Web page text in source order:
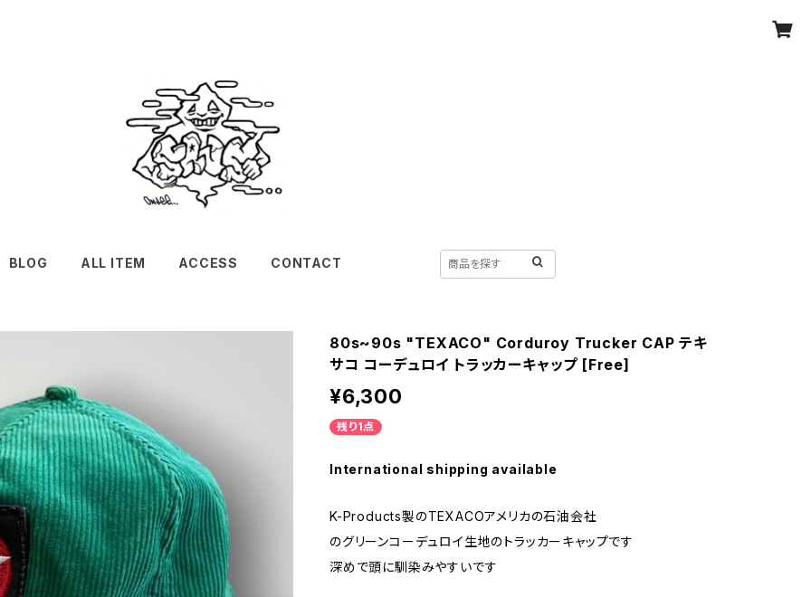
BLOG ALL ITEM ACCESS CONTACT
80s~90s "TEXACO" Corduroy Trucker CAP テキ
サコ コーデュロイ トラッカーキャップ [Free]
¥6,300
残り1点
International shipping available
K-Products製のTEXACOアメリカの石油会社
のグリーンコーデュロイ生地のトラッカーキャップです
深めで頭に馴染みやすいです